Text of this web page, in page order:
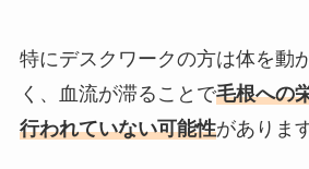
特にデスクワークの方は体を動
く、血流が滞ることで毛根への
行われていない可能性があります